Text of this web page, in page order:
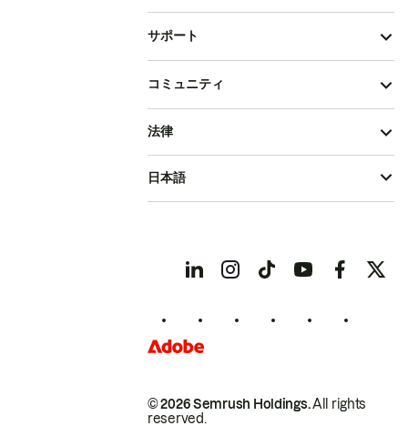
サポート
コミュニティ
© 2026 Semrush Holdings.All rights
reserved.
法律
日本語